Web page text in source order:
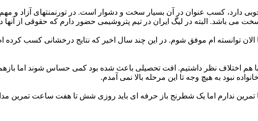
خوبی دارد، کسب عنوان در آن بسیار سخت و دشوار است. در تورنمنتهای آزاد
می باشد. البته در لیگ ایران در تیم پتروشیمی حضور دارم که حقوقی از
تا الان توانسته ام موفق شوم. در این چند سال اخیر که نتایج درخشانی کسب
با هم اختلاف نظر داشتیم. افت تحصیلی باعث شده بود کمی حساس شوند اما بازهم
نبود به هیچ وجه تا این مرحله بالا نمی آمدم.
ندارم اما یک شطرنج باز حرفه ای باید روزی شش تا هفت ساعت تمرین